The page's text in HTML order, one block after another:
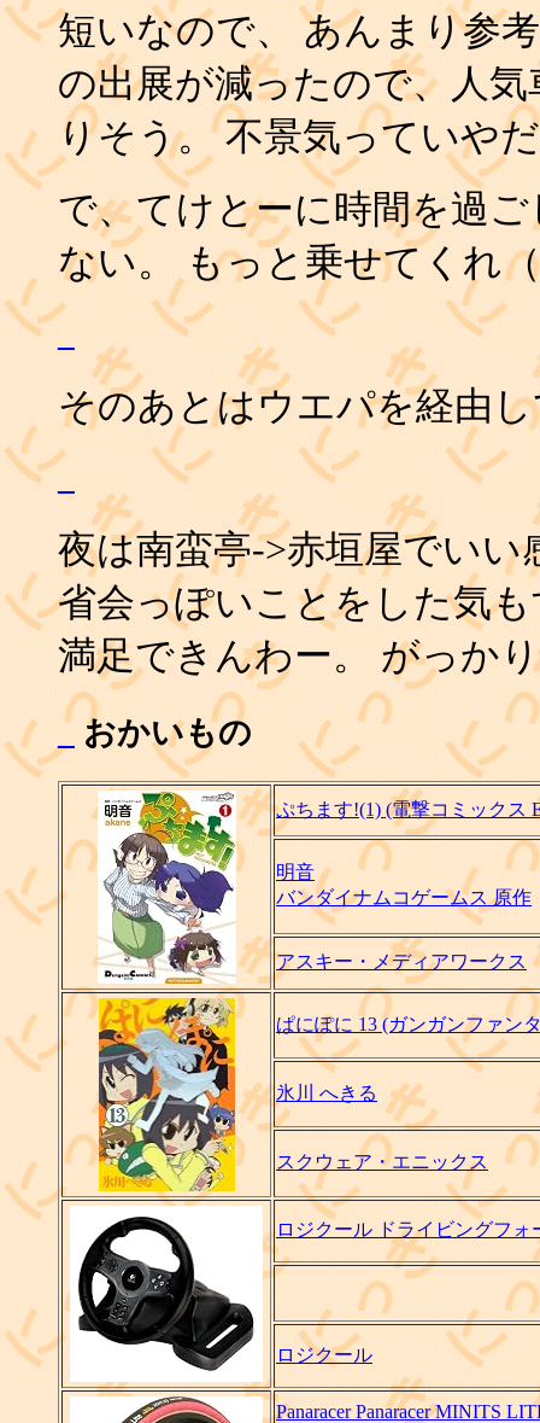
短いなので、 あんまり参
の出展が減ったので、人
りそう。 不景気っていや
で、てけとーに時間を過
ない。 もっと乗せてくれ
そのあとはウエパを経由
夜は南蛮亭->赤垣屋でい
省会っぽいことをした気
満足できんわー。 がっか
_ おかいもの
ぷちます!(1) (電撃コミックス
明音
バンダイナムコゲームス 原作
アスキー・メディアワークス
ぱにぽに 13 (ガンガンファン
氷川 へきる
スクウェア・エニックス
ロジクール ドライビングフォ
ロジクール
Panaracer Panaracer MINITS